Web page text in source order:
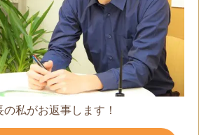
の私がお返事します！